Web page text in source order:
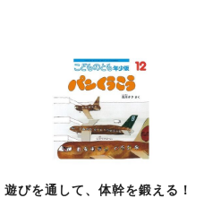
遊びを通して、体幹を鍛える！